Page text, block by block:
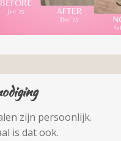
zijn persoonlijk.
is dat ook.